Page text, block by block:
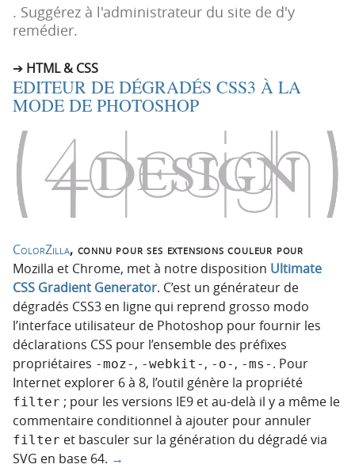
i
c
i
p
e
n
. Suggérez à l'administrateur du site de d'y
remédier.
HTML & CSS
EDITEUR DE DÉGRADÉS CSS3 À LA
MODE DE PHOTOSHOP
ColorZilla, connu pour ses extensions couleur pour
Mozilla et Chrome, met à notre disposition Ultimate
CSS Gradient Generator. C’est un générateur de
dégradés CSS3 en ligne qui reprend grosso modo
l’interface utilisateur de Photoshop pour fournir les
déclarations CSS pour l’ensemble des préfixes
propriétaires -moz- , -webkit- , -o- , -ms- . Pour
Internet explorer 6 à 8, l’outil génère la propriété
filter ; pour les versions IE9 et au-delà il y a même le
commentaire conditionnel à ajouter pour annuler
filter et basculer sur la génération du dégradé via
SVG en base 64. →